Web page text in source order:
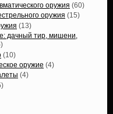
оружия (60)
оружия (15)
(13)
дачный тир, мишени,
(10)
оружие (4)
(4)